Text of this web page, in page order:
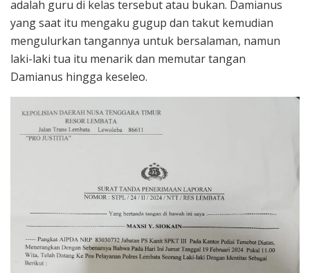
adalah guru di kelas tersebut atau bukan. Damianus
yang saat itu mengaku gugup dan takut kemudian
mengulurkan tangannya untuk bersalaman, namun
laki-laki tua itu menarik dan memutar tangan
Damianus hingga keseleo.